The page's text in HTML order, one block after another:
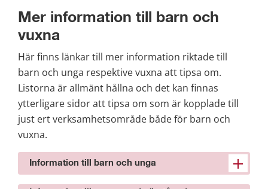
Mer information till barn och
vuxna
Här finns länkar till mer information riktade till
barn och unga respektive vuxna att tipsa om.
Listorna är allmänt hållna och det kan finnas
ytterligare sidor att tipsa om som är kopplade till
just ert verksamhetsområde både för barn och
vuxna.
Information till barn och unga